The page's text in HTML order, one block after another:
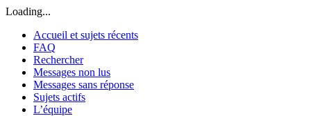
Loading...
Accueil et sujets récents
FAQ
Rechercher
Messages non lus
Messages sans réponse
Sujets actifs
L’équipe